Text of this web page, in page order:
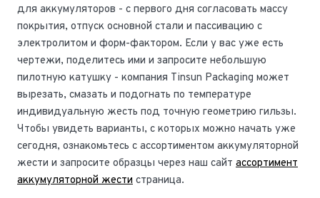
для аккумуляторов - с первого дня согласовать массу
покрытия, отпуск основной стали и пассивацию с
электролитом и форм-фактором. Если у вас уже есть
чертежи, поделитесь ими и запросите небольшую
пилотную катушку - компания Tinsun Packaging может
вырезать, смазать и подогнать по температуре
индивидуальную жесть под точную геометрию гильзы.
Чтобы увидеть варианты, с которых можно начать уже
сегодня, ознакомьтесь с ассортиментом аккумуляторной
жести и запросите образцы через наш сайт ассортимент
аккумуляторной жести страница.